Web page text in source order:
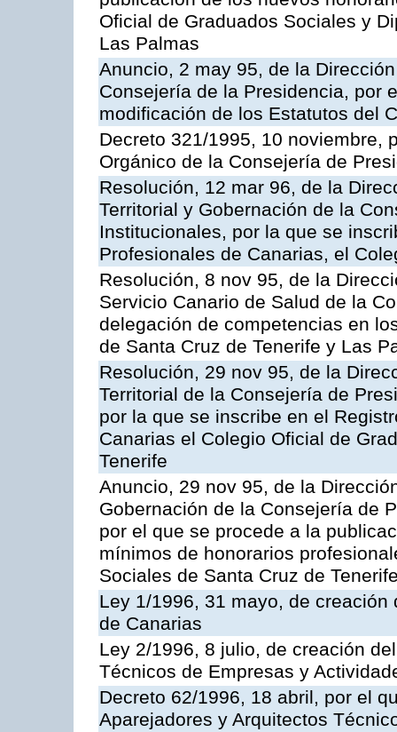
Oficial de Graduados Sociales y
Las Palmas
Anuncio, 2 may 95, de la
Consejería de la Presidencia, por
modificación de los Estatutos del
Decreto 321/1995, 10 noviembre,
Orgánico de la Consejería de
Resolución, 12 mar 96, de la
Territorial y Gobernación de la
Institucionales, por la que se
Profesionales de Canarias, el
Resolución, 8 nov 95, de la
Servicio Canario de Salud de la
delegación de competencias en
de Santa Cruz de Tenerife y Las
Resolución, 29 nov 95, de la
Territorial de la Consejería de
por la que se inscribe en el
Canarias el Colegio Oficial de
Tenerife
Anuncio, 29 nov 95, de la
Gobernación de la Consejería de
por el que se procede a la
mínimos de honorarios
Sociales de Santa Cruz de
Ley 1/1996, 31 mayo, de
de Canarias
Ley 2/1996, 8 julio, de creación
Técnicos de Empresas y
Decreto 62/1996, 18 abril, por el
Aparejadores y Arquitectos